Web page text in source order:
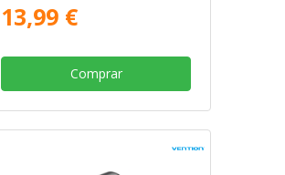
13,99 €
Comprar